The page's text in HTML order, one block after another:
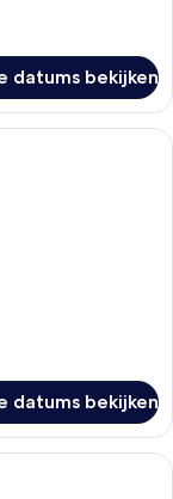
datums bekijken
met een groot bed,
datums bekijken
hotelkamer met een